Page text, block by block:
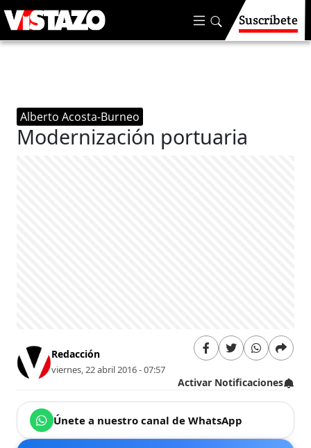
Suscríbete
Alberto Acosta-Burneo
Modernización portuaria
Redacción
viernes, 22 abril 2016 - 07:57
Activar Notificaciones
Únete a nuestro canal de WhatsApp